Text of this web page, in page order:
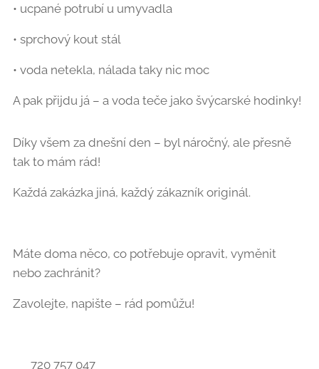
• ucpané potrubí u umyvadla
• sprchový kout stál
• voda netekla, nálada taky nic moc
A pak přijdu já – a voda teče jako švýcarské hodinky!
Díky všem za dnešní den – byl náročný, ale přesně
tak to mám rád!
Každá zakázka jiná, každý zákazník originál.
Máte doma něco, co potřebuje opravit, vyměnit
nebo zachránit?
Zavolejte, napište – rád pomůžu!
📞 720 757 047